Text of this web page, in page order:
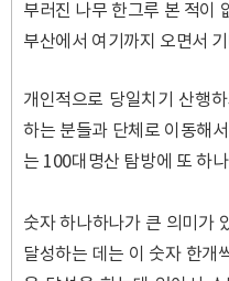
부러진 나무 한그루 본 적이
부산에서 여기까지 오면서
개인적으로 당일치기 산행
하는 분들과 단체로 이동해
는 100대명산 탐방에 또 하
숫자 하나하나가 큰 의미가
달성하는 데는 이 숫자 한개